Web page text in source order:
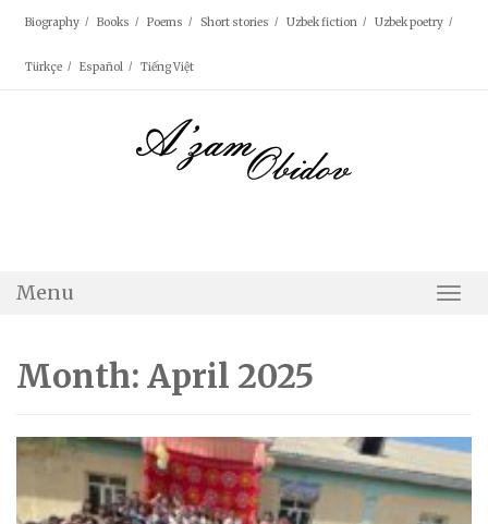
Biography Books Poems Short stories Uzbek fiction Uzbek poetry
Türkçe Español Tiếng Việt
Menu
Month: April 2025